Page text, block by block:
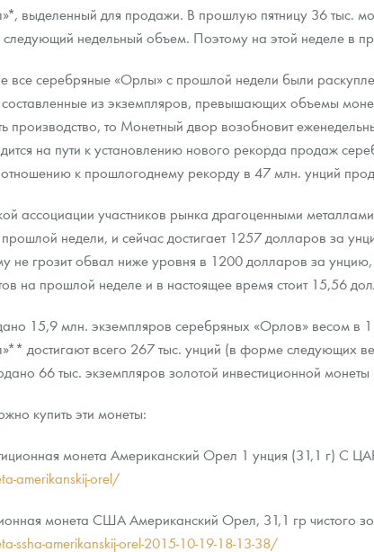
обитатели глубин"
металлов
из драгметаллов
курсов золота, серебра, платины на 2026 год
цен
выделенный для продажи. В прошлую пятницу 36 тыс.
следующий недельный объем. Поэтому на этой неделе в
все серебряные «Орлы» с прошлой недели были
из экземпляров, превышающих объемы
производство, то Монетный двор возобновит
на пути к установлению нового рекорда продаж
к прошлогоднему рекорду в 47 млн. унций
ассоциации участников рынка драгоценными
недели, и сейчас достигает 1257 долларов за
не грозит обвал ниже уровня в 1200 долларов за
на прошлой неделе и в настоящее время стоит 15,56
15,9 млн. экземпляров серебряных «Орлов» весом в
достигают всего 267 тыс. унций (в форме следующих
66 тыс. экземпляров золотой инвестиционной
купить эти монеты:
монета Американский Орел 1 унция (31,1 г)
amerikanskij-orel/
монета США Американский Орел, 31,1 гр чистого
ssha-amerikanskij-orel-2015-10-19-18-13-38/